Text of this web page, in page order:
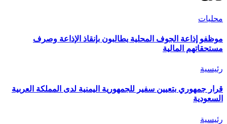
محليات
موظفو إذاعة الجوف المحلية يطالبون بإنقاذ الإذاعة وصرف
مستحقاتهم المالية
رئيسية
قرار جمهوري بتعيين سفير للجمهورية اليمنية لدى المملكة العربية
السعودية
رئيسية